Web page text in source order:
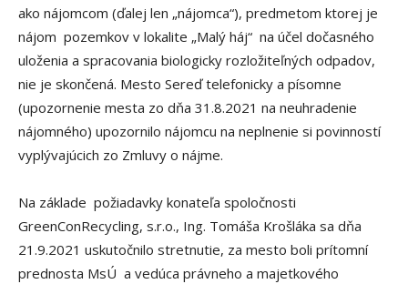
ako nájomcom (ďalej len „nájomca“), predmetom ktorej je
nájom pozemkov v lokalite „Malý háj“ na účel dočasného
uloženia a spracovania biologicky rozložiteľných odpadov,
nie je skončená. Mesto Sereď telefonicky a písomne
(upozornenie mesta zo dňa 31.8.2021 na neuhradenie
nájomného) upozornilo nájomcu na neplnenie si povinností
vyplývajúcich zo Zmluvy o nájme.
Na základe požiadavky konateľa spoločnosti
GreenConRecycling, s.r.o., Ing. Tomáša Krošláka sa dňa
21.9.2021 uskutočnilo stretnutie, za mesto boli prítomní
prednosta MsÚ a vedúca právneho a majetkového